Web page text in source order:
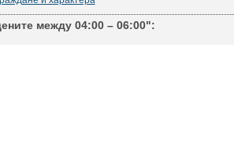
между 04:00 – 06:00":